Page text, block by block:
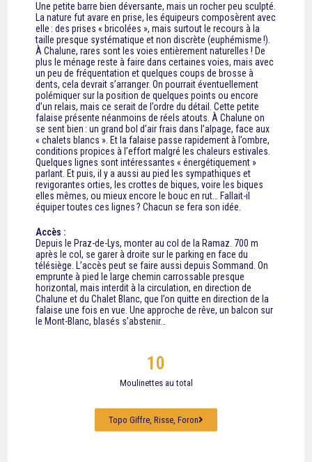
Une petite barre bien déversante, mais un rocher peu sculpté.
La nature fut avare en prise, les équipeurs composèrent avec
elle : des prises « bricolées », mais surtout le recours à la
taille presque systématique et non discrète (euphémisme !).
À Chalune, rares sont les voies entièrement naturelles ! De
plus le ménage reste à faire dans certaines voies, mais avec
un peu de fréquentation et quelques coups de brosse à
dents, cela devrait s’arranger. On pourrait éventuellement
polémiquer sur la position de quelques points ou encore
d’un relais, mais ce serait de l’ordre du détail. Cette petite
falaise présente néanmoins de réels atouts. À Chalune on
se sent bien : un grand bol d’air frais dans l’alpage, face aux
« chalets blancs ». Et la falaise passe rapidement à l’ombre,
conditions propices à l’effort malgré les chaleurs estivales.
Quelques lignes sont intéressantes « énergétiquement »
parlant. Et puis, il y a aussi au pied les sympathiques et
revigorantes orties, les crottes de biques, voire les biques
elles mêmes, ou mieux encore le bouc en rut… Fallait-il
équiper toutes ces lignes ? Chacun se fera son idée.
Accès :
Depuis le Praz-de-Lys, monter au col de la Ramaz. 700 m
après le col, se garer à droite sur le parking en face du
télésiège. L’accès peut se faire aussi depuis Sommand. On
emprunte à pied le large chemin carrossable presque
horizontal, mais interdit à la circulation, en direction de
Chalune et du Chalet Blanc, que l’on quitte en direction de la
falaise une fois en vue. Une approche de rêve, un balcon sur
le Mont-Blanc, blasés s’abstenir…
Moulinettes au total
10
Topo Giffre, Risse, Foron